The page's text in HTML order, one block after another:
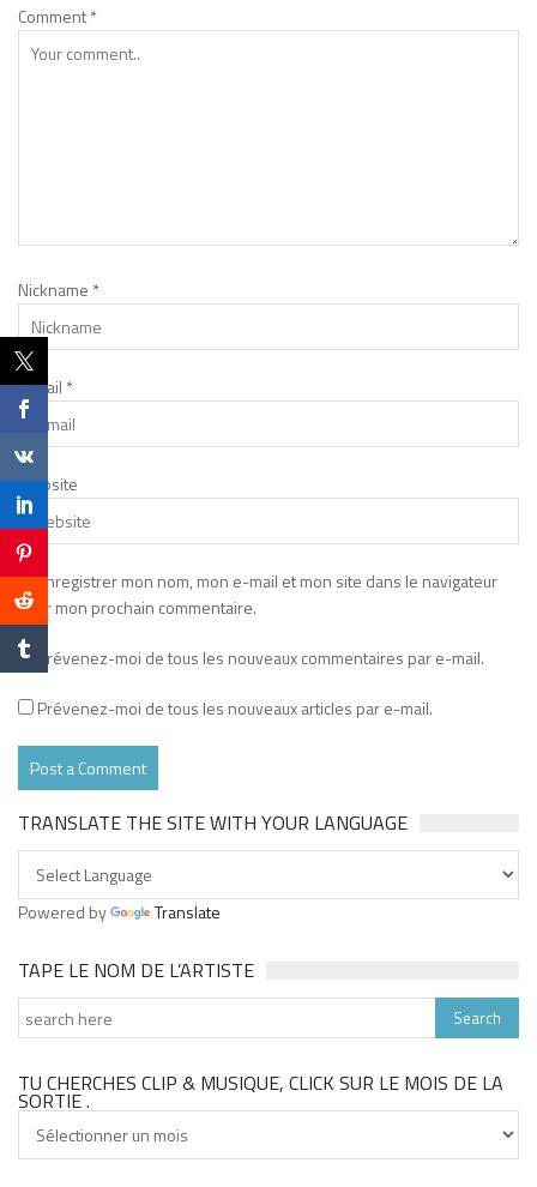
Comment*
Nickname *
E-mail *
Website
Enregistrer mon nom, mon e-mail et mon site dans le navigateur
pour mon prochain commentaire.
Prévenez-moi de tous les nouveaux commentaires par e-mail.
Prévenez-moi de tous les nouveaux articles par e-mail.
TRANSLATE THE SITE WITH YOUR LANGUAGE
Powered by Translate
TAPE LE NOM DE L’ARTISTE
TU CHERCHES CLIP & MUSIQUE, CLICK SUR LE MOIS DE LA
SORTIE .
cherches